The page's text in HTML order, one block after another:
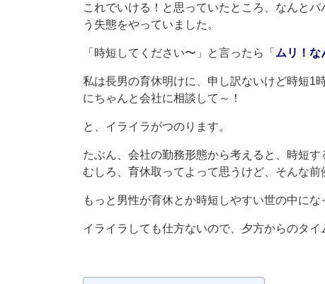
これでいける！と思っていたところ、なんと
う失態をやっていました。
「時短してください〜」と言ったら「 ムリ！な
私は長男の育休明けに、申し訳ないけど時短1
にちゃんと会社に相談して～！
と、イライラがつのります。
たぶん、会社の勤務形態から考えると、時短
むしろ、育休取ってよって思うけど、そんな前
もっと男性が育休とか時短しやすい世の中にな
イライラしても仕方ないので、夕方からのタイ